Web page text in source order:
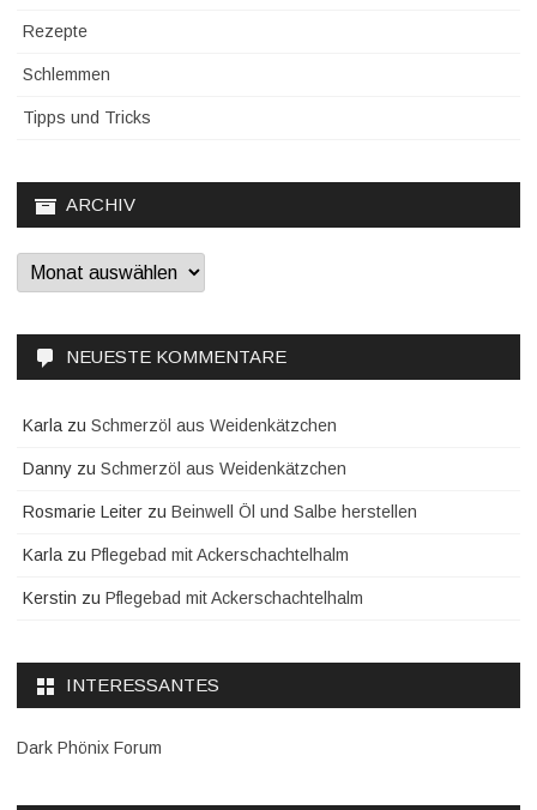
Rezepte
Schlemmen
Tipps und Tricks
ARCHIV
Archiv
NEUESTE KOMMENTARE
Karlazu Schmerzöl aus Weidenkätzchen
Danny zu Schmerzöl aus Weidenkätzchen
Rosmarie Leiter zu Beinwell Öl und Salbe herstellen
Karlazu Pflegebad mit Ackerschachtelhalm
Kerstin zu Pflegebad mit Ackerschachtelhalm
INTERESSANTES
Dark Phönix Forum